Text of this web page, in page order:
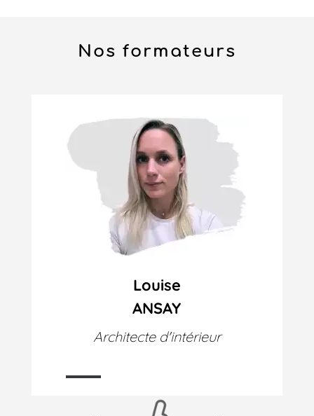
Nos formateurs
Louise
ANSAY
Architecte d'intérieur